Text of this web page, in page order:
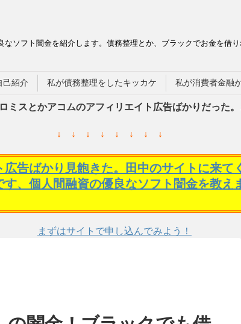
ソフト闇金を紹介します。債務整理とか、ブラックでお金を借
己紹介 私が債務整理をしたキッカケ 私が消費者金融
スとかアコムのアフィリエイト広告ばかりだった。
↓ ↓ ↓ ↓ ↓ ↓ ↓ ↓
告ばかり見飽きた。田中のサイトに来て
、個人間融資の優良なソフト闇金を教
まずはサイトで申し込んでみよう！